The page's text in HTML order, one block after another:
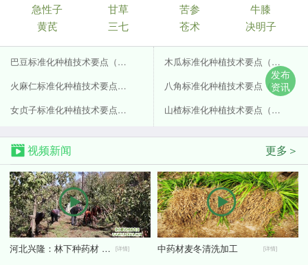
发布
资讯
急性子
甘草 苦参
牛膝
黄芪
三七 苍术 决明子
巴豆标准化种植技术要点（附GAP要点）
火麻仁标准化种植技术要点（附GAP要点）
女贞子标准化种植技术要点（附GAP要点）
木瓜标准化种植技术要点（附GAP要点）
八角标准化种植技术要点（附GAP要点）
山楂标准化种植技术要点（附GAP要点）
视频新闻 更多＞
河北兴隆：林下种药材 刨出好“钱”景 [详情] 中药材麦冬清洗加工 [详情]